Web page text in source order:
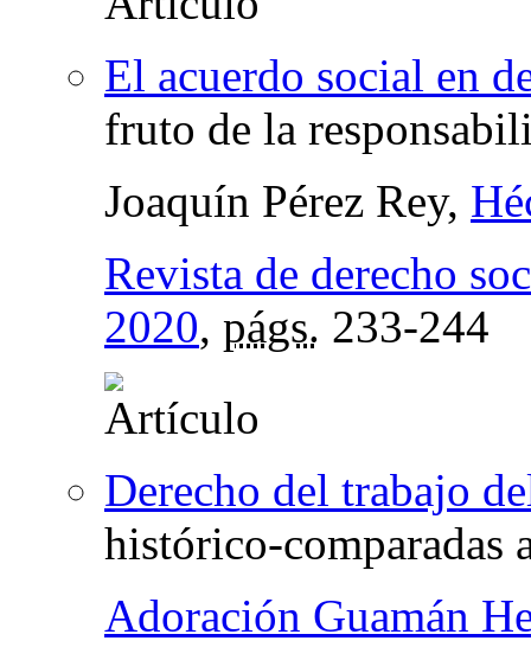
El acuerdo social en
fruto de la
Joaquín Pérez Rey,
Revista de derecho
2020, págs. 233-244
Derecho del trabajo
histórico-comparadas
Adoración Guamán